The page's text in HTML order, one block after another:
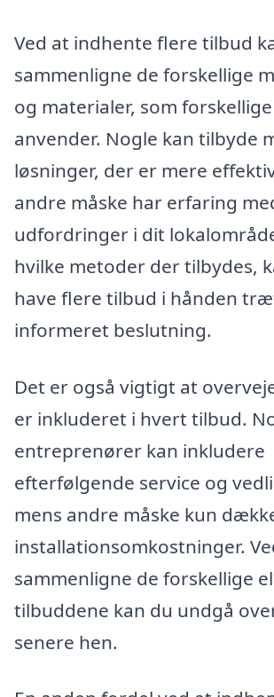
Ved at indhente flere tilbud
sammenligne de forskellige
og materialer, som
anvender. Nogle kan tilbyde
løsninger, der er mere
andre måske har erfaring
udfordringer i dit
hvilke metoder der tilbydes,
have flere tilbud i hånden
informeret beslutning.
Det er også vigtigt at
er inkluderet i hvert tilbud.
entreprenører kan inkludere
efterfølgende service og
mens andre måske kun
installationsomkostninger.
sammenligne de forskellige
tilbuddene kan du undgå
senere hen.